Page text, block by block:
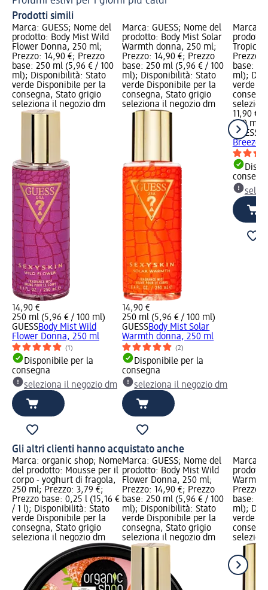
Prodotti simili
Marca: GUESS; Nome del
prodotto: Body Mist Wild
Flower Donna, 250 ml;
Prezzo: 14,90 €; Prezzo
base: 250 ml (5,96 € / 100
ml); Disponibilità: Stato
verde Disponibile per la
consegna, Stato grigio
seleziona il negozio dm
14,90 €
250 ml (5,96 € / 100 ml)
GUESSBody Mist Wild
Flower Donna, 250 ml
(1)
Disponibile per la
consegna
seleziona il negozio dm
Marca: GUESS; Nome del
prodotto: Body Mist Solar
Warmth donna, 250 ml;
Prezzo: 14,90 €; Prezzo
base: 250 ml (5,96 € / 100
ml); Disponibilità: Stato
verde Disponibile per la
consegna, Stato grigio
seleziona il negozio dm
14,90 €
250 ml (5,96 € / 100 ml)
GUESSBody Mist Solar
Warmth donna, 250 ml
(2)
Disponibile per la
consegna
seleziona il negozio dm
Marca:
Tropical
Prezzo:
base:
ml);
verde
11,90 €
250 ml
GUESS
Breeze,
Gli altri clienti hanno acquistato anche
Marca: organic shop; Nome
del prodotto: Mousse per il
corpo - yoghurt di fragola,
250 ml; Prezzo: 3,79 €;
Prezzo base: 0,25 l (15,16 €
/ 1 l); Disponibilità: Stato
verde Disponibile per la
consegna, Stato grigio
seleziona il negozio dm
Marca: GUESS; Nome del
prodotto: Body Mist Wild
Flower Donna, 250 ml;
Prezzo: 14,90 €; Prezzo
base: 250 ml (5,96 € / 100
ml); Disponibilità: Stato
verde Disponibile per la
consegna, Stato grigio
seleziona il negozio dm
Marca:
Warmth
Prezzo:
base:
ml);
verde